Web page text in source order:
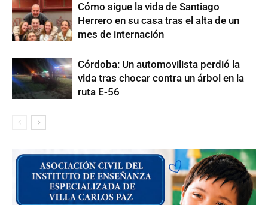
Cómo sigue la vida de Santiago
Herrero en su casa tras el alta de un
mes de internación
Córdoba: Un automovilista perdió la
vida tras chocar contra un árbol en la
ruta E-56